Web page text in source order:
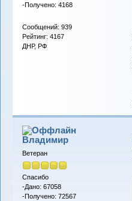
-Получено: 4168
Сообщений: 939
Рейтинг: 4167
ДНР, РФ
Владимиp
Ветеран
Спасибо
-Дано: 67058
-Получено: 72567